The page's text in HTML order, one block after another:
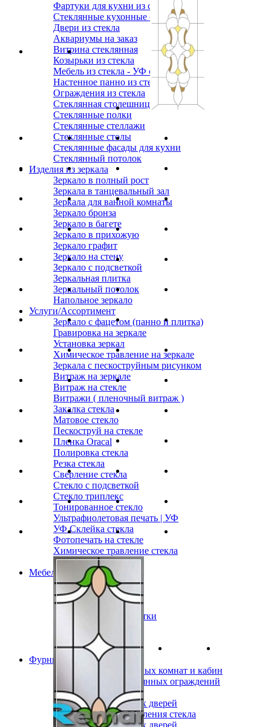
Фартуки для кухни из стекла
Стеклянные кухонные столы
Двери из стекла
Аквариумы на заказ
Витрина стеклянная
Козырьки из стекла
Мебель из стекла - УФ склейка
Настенное панно из стекла
Ограждения из стекла
Стеклянная столешница
Стеклянные полки
Стеклянные стеллажи
Стеклянные столы
Стеклянные фасады для кухни
Стеклянный потолок
Изделия из зеркала
Зеркало в полный рост
Зеркала в танцевальный зал
Зеркала для ванной комнаты
Зеркало бронза
Зеркало в багете
Зеркало в прихожую
Зеркало графит
Зеркало на стену
Зеркало с подсветкой
Зеркальная плитка
Зеркальный потолок
Напольное зеркало
Услуги/Ассортимент
Зеркало с фацетом (панно и плитка)
Гравировка на зеркале
Установка зеркал
Химическое травление на зеркале
Зеркала с пескоструйным рисунком
Витраж на зеркале
Витраж на стекле
Витражи ( пленочный витраж )
Закалка стекла
Матовое стекло
Пескоструй на стекле
Пленка Oracal
Полировка стекла
Резка стекла
Сверление стекла
Стекло с подсветкой
Стекло триплекс
Тонированное стекло
Ультрафиолетовая печать | УФ
УФ Склейка стекла
Фотопечать на стекле
Химическое травление стекла
Шлифовка стекла
Мебель на заказ
Шкафы-купе
Кухонные гарнитуры
Мебель для спальни
Анатомические кушетки
Мебель для балкона
Офисная мебель
Фурнитура для стекла
Фурнитура для душевых комнат и кабин
Фурнитура для стеклянных ограждений
Зажимные профили
Замки для стеклянных дверей
Коннекторы для крепления стекла
Ручки для стеклянных дверей